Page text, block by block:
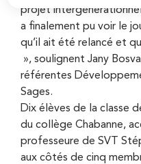
projet
a finalement pu voir le
qu’il ait été relancé et
», soulignent Jany
référentes
Sages.
Dix élèves de la classe
du collège Chabanne,
professeure de SVT
aux côtés de cinq